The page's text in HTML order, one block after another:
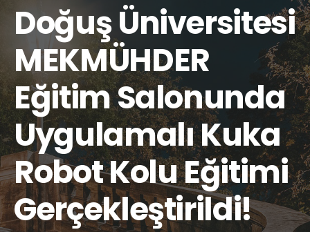
Doğuş Üniversitesi
MEKMÜHDER
Eğitim Salonunda
Uygulamalı Kuka
Robot Kolu Eğitimi
Gerçekleştirildi!